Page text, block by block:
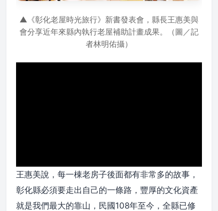
▲《彰化老屋時光旅行》新書發表會，縣長王惠美與
會分享近年來縣內執行老屋補助計畫成果。（圖／記
者林明佑攝）
王惠美說，每一棟老房子後面都有非常多的故事，
彰化縣必須要走出自己的一條路，豐厚的文化資產
就是我們最大的靠山，民國108年至今，全縣已修